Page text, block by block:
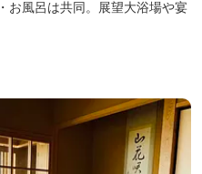
お風呂は共同。展望大浴場や宴